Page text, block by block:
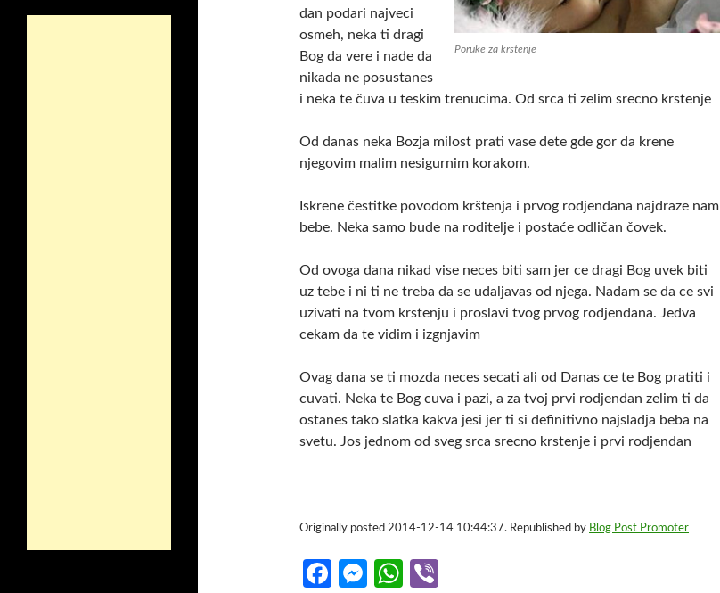
Poruke za krstenje
dan podari najveci
osmeh, neka ti dragi
Bog da vere i nade da
nikada ne posustanes
i neka te čuva u teskim trenucima. Od srca ti zelim srecno krstenje
Od danas neka Bozja milost prati vase dete gde gor da krene
njegovim malim nesigurnim korakom.
Iskrene čestitke povodom krštenja i prvog rodjendana najdraze nam
bebe. Neka samo bude na roditelje i postaće odličan čovek.
Od ovoga dana nikad vise neces biti sam jer ce dragi Bog uvek biti
uz tebe i ni ti ne treba da se udaljavas od njega. Nadam se da ce svi
uzivati na tvom krstenju i proslavi tvog prvog rodjendana. Jedva
cekam da te vidim i izgnjavim
Ovag dana se ti mozda neces secati ali od Danas ce te Bog pratiti i
cuvati. Neka te Bog cuva i pazi, a za tvoj prvi rodjendan zelim ti da
ostanes tako slatka kakva jesi jer ti si definitivno najsladja beba na
svetu. Jos jednom od sveg srca srecno krstenje i prvi rodjendan
Originally posted 2014-12-14 10:44:37. Republished by Blog Post Promoter
Fa
M
W